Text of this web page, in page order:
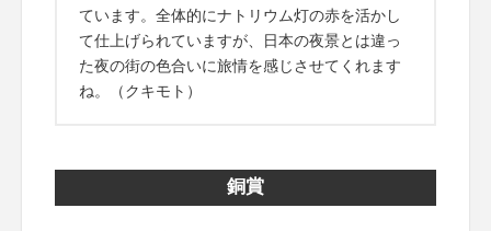
ています。全体的にナトリウム灯の赤を活かし
て仕上げられていますが、日本の夜景とは違っ
た夜の街の色合いに旅情を感じさせてくれます
ね。（クキモト）
銅賞